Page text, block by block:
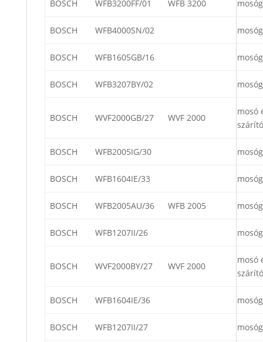
BOSCH WFB3200FF/01 WFB 3200
BOSCH WFB4000SN/02
BOSCH WFB1605GB/16
BOSCH WFB3207BY/02
BOSCH WVF2000GB/27 WVF 2000
mosó
BOSCH WFB2005IG/30
BOSCH WFB1604IE/33
BOSCH WFB2005AU/36 WFB 2005
BOSCH WFB1207II/26
BOSCH WVF2000BY/27 WVF 2000
mosó
BOSCH WFB1604IE/36
BOSCH WFB1207II/27